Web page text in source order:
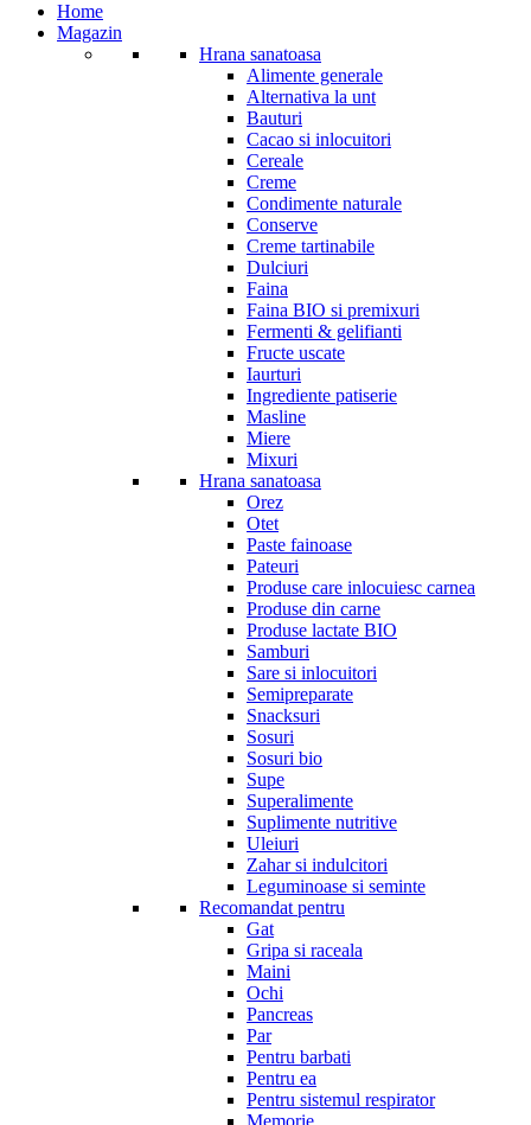
Home
Magazin
Hrana sanatoasa
Alimente generale
Alternativa la unt
Bauturi
Cacao si inlocuitori
Cereale
Creme
Condimente naturale
Conserve
Creme tartinabile
Dulciuri
Faina
Faina BIO si premixuri
Fermenti & gelifianti
Fructe uscate
Iaurturi
Ingrediente patiserie
Masline
Miere
Mixuri
Hrana sanatoasa
Orez
Otet
Paste fainoase
Pateuri
Produse care inlocuiesc carnea
Produse din carne
Produse lactate BIO
Samburi
Sare si inlocuitori
Semipreparate
Snacksuri
Sosuri
Sosuri bio
Supe
Superalimente
Suplimente nutritive
Uleiuri
Zahar si indulcitori
Leguminoase si seminte
Recomandat pentru
Gat
Gripa si raceala
Maini
Ochi
Pancreas
Par
Pentru barbati
Pentru ea
Pentru sistemul respirator
Memorie